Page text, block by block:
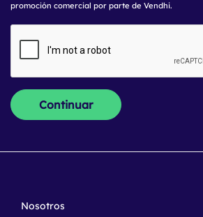
promoción comercial por parte de Vendhi.
Continuar
Nosotros